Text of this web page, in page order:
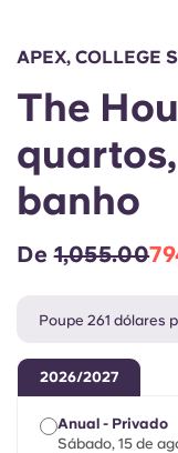
APEX, COLLEGE
The
banho
De1,055.00
Poupe 261 dólares
2026/2027
Anual - Privado
Sábado, 15 de